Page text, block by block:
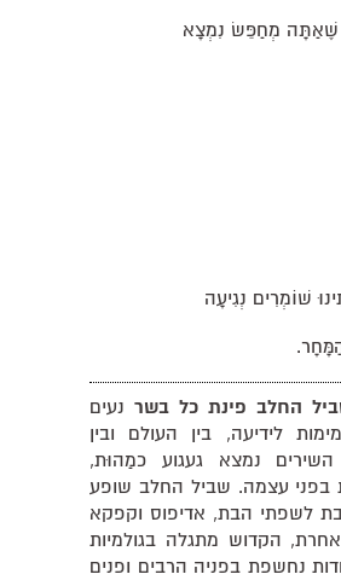
שֶׁאַתָּה מְחַפֵּשׂ נִמְצָא
שׁוֹמְרִים נְגִיעָה
החלב פינת כל בשר נעים
לידיעה, בין העולם ובין
נמצא געגוע כמַהוּת,
בפני עצמה. שביל החלב שופע
לשפתי הבת, אדיפוס וקפקא
אחרת, הקדוש מתגלה בגולמיות
נחשפת בפניה הרבים ופנים